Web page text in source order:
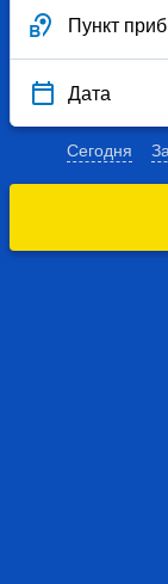
Пункт
Дата
Сегодня